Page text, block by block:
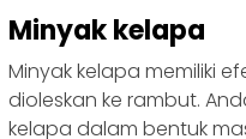
Minyak kelapa
Minyak kelapa memiliki
dioleskan ke rambut.
kelapa dalam bentuk